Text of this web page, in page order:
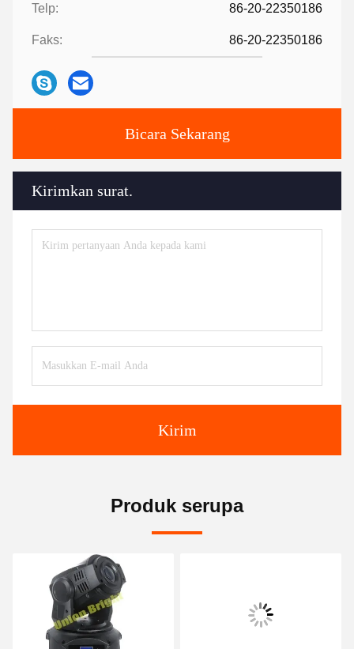
Telp: 86-20-22350186
Faks: 86-20-22350186
Bicara Sekarang
Kirimkan surat.
Kirim
Produk serupa